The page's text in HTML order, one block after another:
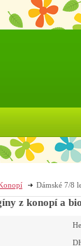
Dámské 7/8
z konopí a